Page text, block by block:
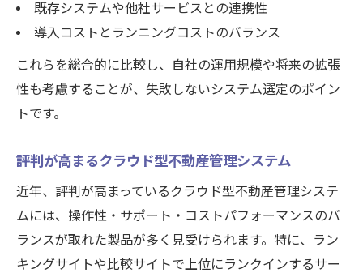
既存システムや他社サービスとの連携性
導入コストとランニングコストのバランス
これらを総合的に比較し、自社の運用規模や将来の拡張
性も考慮することが、失敗しないシステム選定のポイン
トです。
評判が高まるクラウド型不動産管理システム
近年、評判が高まっているクラウド型不動産管理システ
ムには、操作性・サポート・コストパフォーマンスのバ
ランスが取れた製品が多く見受けられます。特に、ラン
キングサイトや比較サイトで上位にランクインするサー